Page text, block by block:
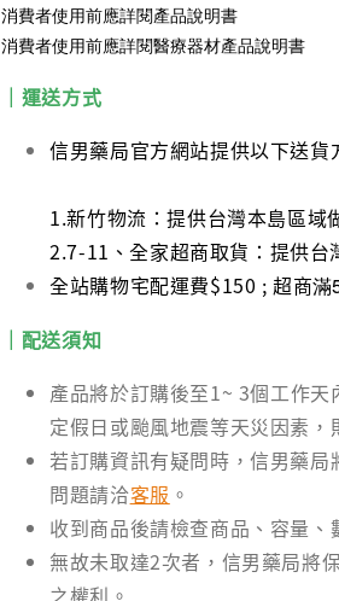
消費者使用前應詳閱產品說明書
消費者使用前應詳閱醫療器材產品說明書
｜運送方式
信男藥局官方網站提供以下送
1.新竹物流：提供台灣本島區域
2.7-11、全家超商取貨：提供
全站購物宅配運費$150 ; 超商滿
｜配送須知
產品將於訂購後至1~ 3個工作
定假日或颱風地震等天災因素，
若訂購資訊有疑問時，信男藥
問題請洽客服 。
收到商品後請檢查商品、容量、
無故未取達2次者，信男藥局將
之權利。